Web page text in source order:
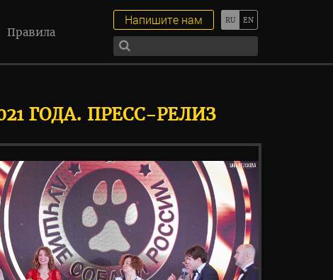
Правила
Напишите нам
ГОДА. ПРЕСС-РЕЛИЗ